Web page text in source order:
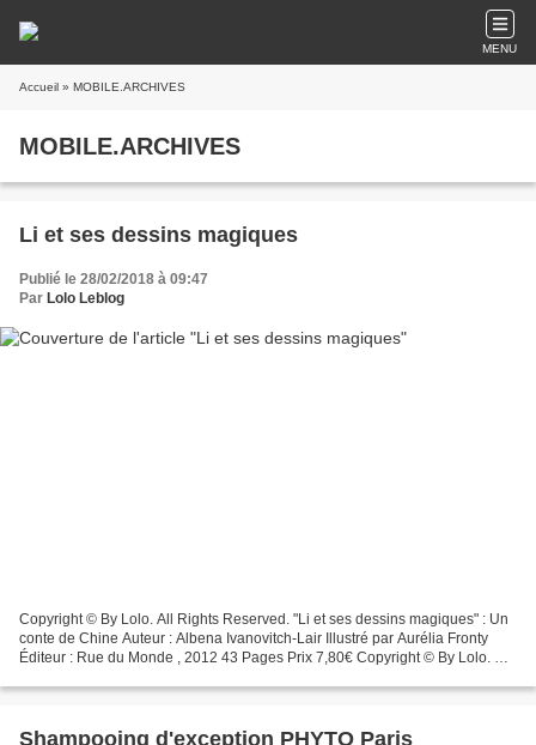
MENU
Accueil » MOBILE.ARCHIVES
MOBILE.ARCHIVES
Li et ses dessins magiques
Publié le 28/02/2018 à 09:47
Par Lolo Leblog
Copyright © By Lolo. All Rights Reserved. "Li et ses dessins magiques" : Un
conte de Chine Auteur : Albena Ivanovitch-Lair Illustré par Aurélia Fronty
Éditeur : Rue du Monde , 2012 43 Pages Prix 7,80€ Copyright © By Lolo. All
Shampooing d'exception PHYTO Paris